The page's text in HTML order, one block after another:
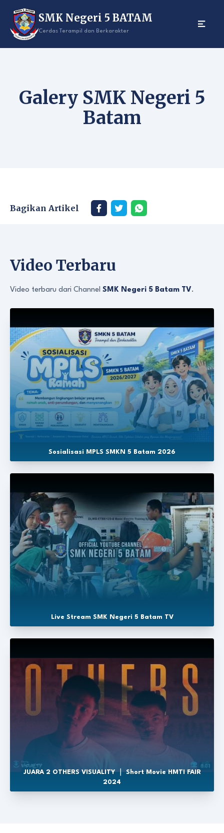
content
SMK Negeri 5 BATAM
Cerdas Terampil dan Berkarakter
Galery SMK Negeri 5
Batam
Bagikan Artikel
Video Terbaru
Video terbaru dari Channel SMK Negeri 5 Batam TV.
Sosialisasi MPLS SMKN 5 Batam 2026
Live Stream SMK Negeri 5 Batam TV
JUARA 2 OTHERS VISUALITY ｜ Short Movie HMTI FAIR
2024